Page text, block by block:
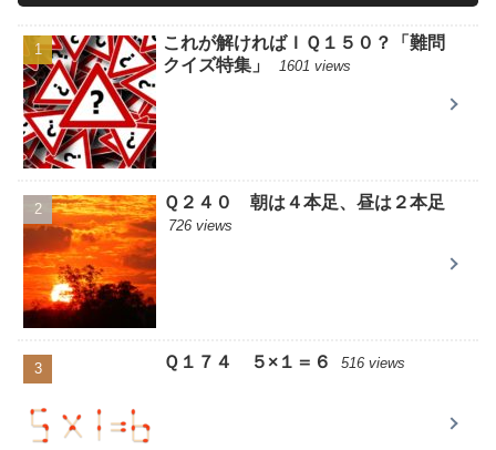
これが解ければＩＱ１５０？「難問
クイズ特集」
1601 views
Ｑ２４０ 朝は４本足、昼は２本足
726 views
Ｑ１７４ ５×１＝６ 516 views